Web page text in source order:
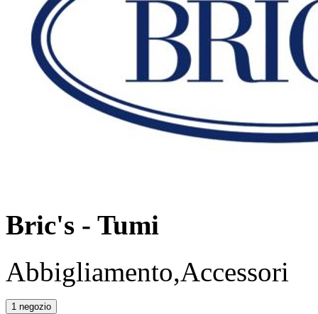
Bric's - Tumi
Abbigliamento,Accessori
1 negozio